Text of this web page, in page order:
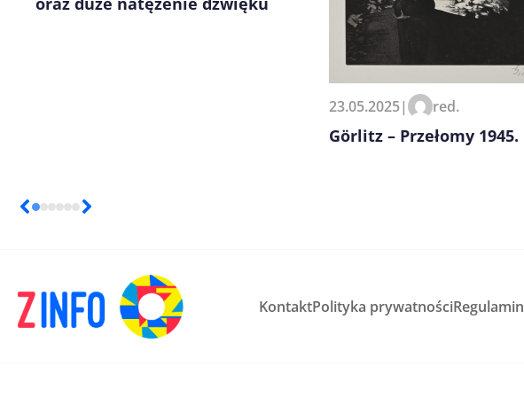
23.05.2025| red.
Görlitz – Przełomy 1945.
KontaktPolityka prywatnościRegulamin